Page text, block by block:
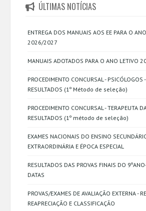
ÚLTIMAS NOTÍCIAS
ENTREGA DOS MANUAIS AOS EE PARA O
2026/2027
MANUAIS ADOTADOS PARA O ANO LETIVO
PROCEDIMENTO CONCURSAL - PSICÓLOGOS
RESULTADOS (1º Método de seleção)
PROCEDIMENTO CONCURSAL - TERAPEUTA
RESULTADOS (1º método de seleção)
EXAMES NACIONAIS DO ENSINO
EXTRAORDINÁRIA E ÉPOCA ESPECIAL
RESULTADOS DAS PROVAS FINAIS DO
DATAS
PROVAS/EXAMES DE AVALIAÇÃO EXTERNA -
REAPRECIAÇÃO E CLASSIFICAÇÃO